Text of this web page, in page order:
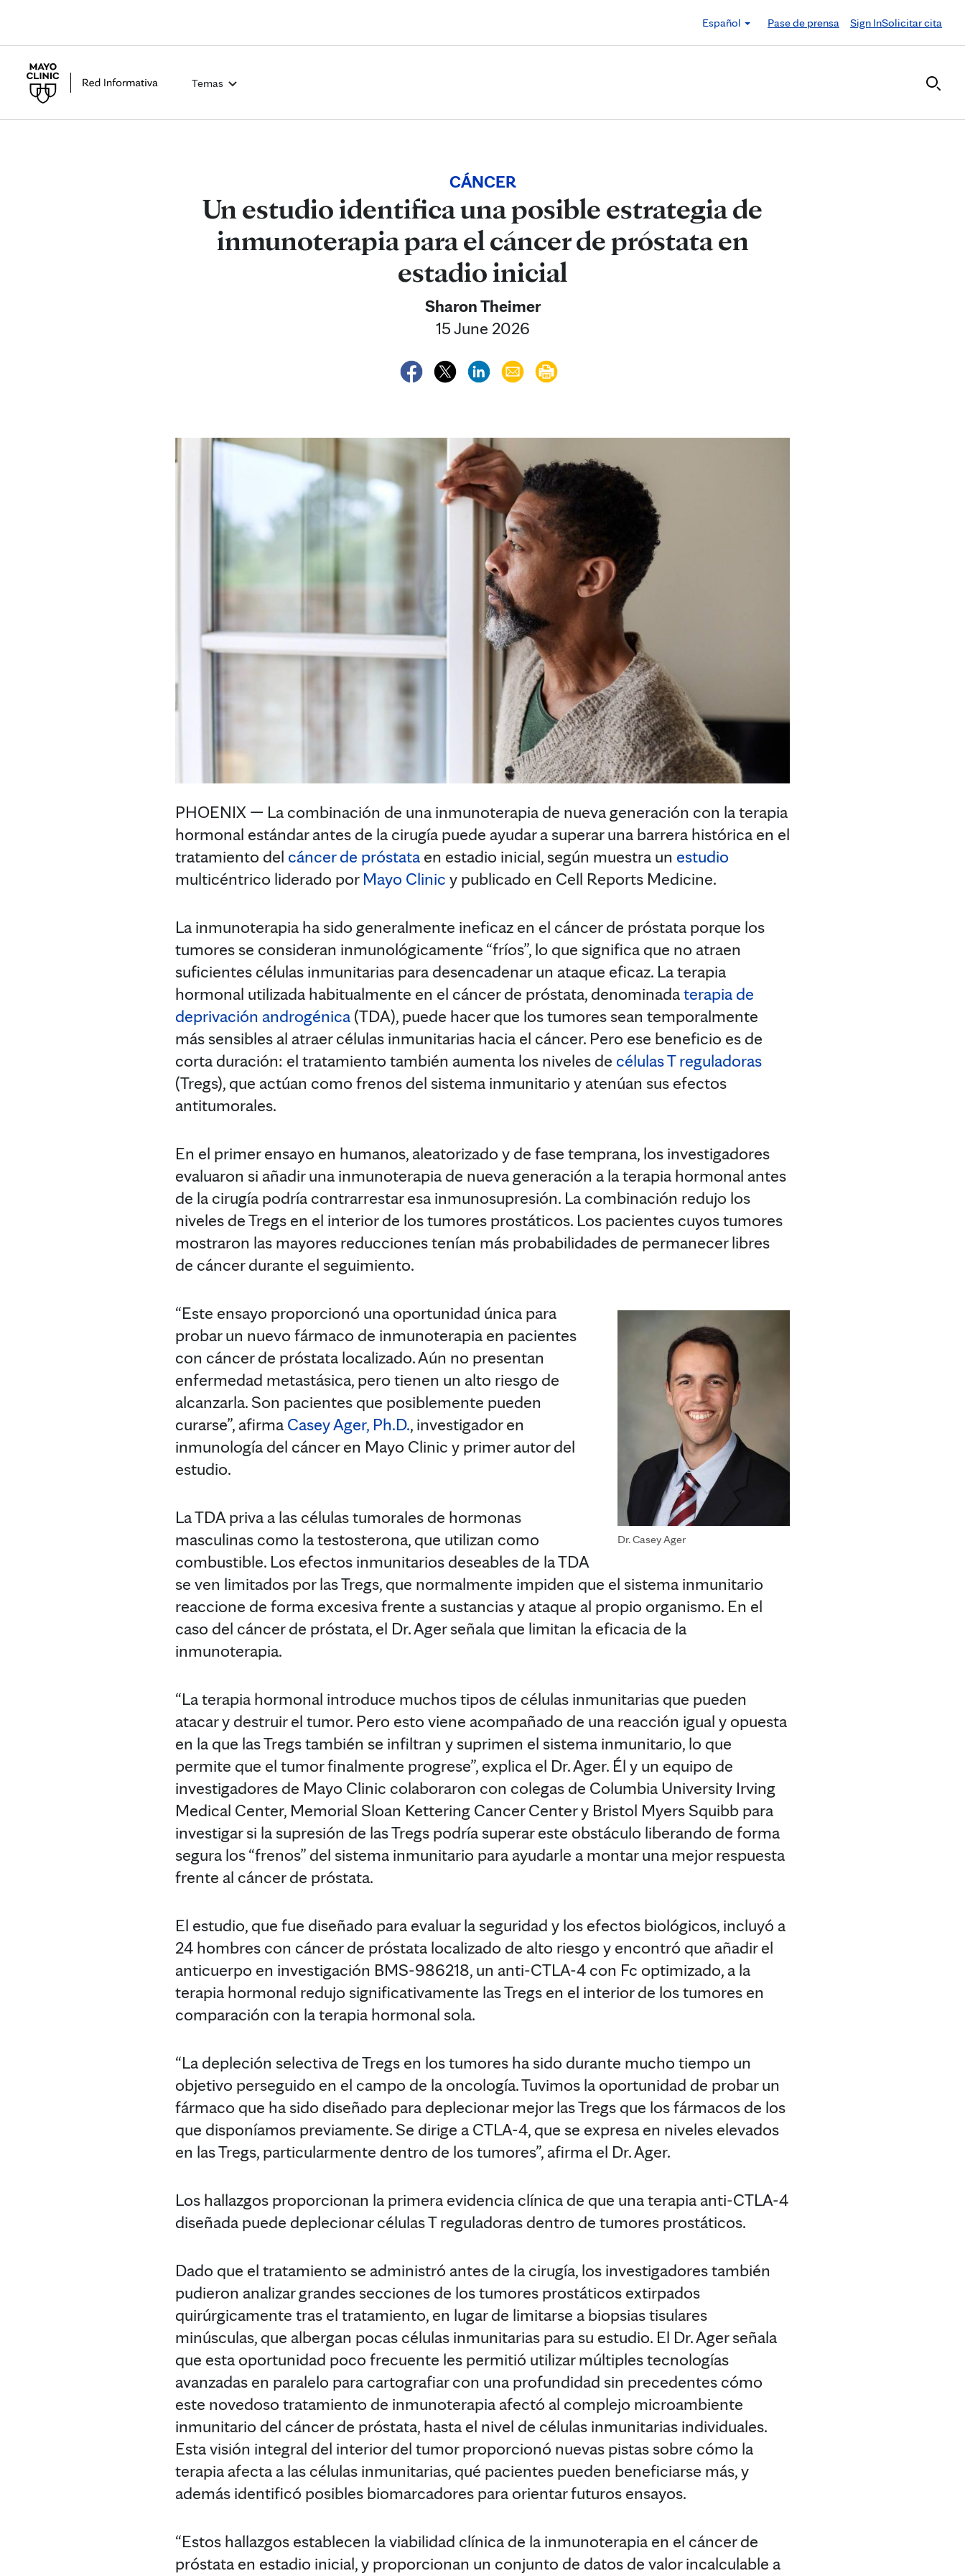
Español
Pase de prensa Sign InSolicitar cita
Temas
CÁNCER
Un estudio identifica una posible estrategia de
inmunoterapia para el cáncer de próstata en
estadio inicial
Sharon Theimer
15 June 2026
PHOENIX — La combinación de una inmunoterapia de nueva generación con la terapia
hormonal estándar antes de la cirugía puede ayudar a superar una barrera histórica en el
tratamiento del cáncer de próstata en estadio inicial, según muestra un estudio
multicéntrico liderado por Mayo Clinic y publicado en Cell Reports Medicine.
La inmunoterapia ha sido generalmente ineficaz en el cáncer de próstata porque los
tumores se consideran inmunológicamente “fríos”, lo que significa que no atraen
suficientes células inmunitarias para desencadenar un ataque eficaz. La terapia
hormonal utilizada habitualmente en el cáncer de próstata, denominadaterapia de
deprivación androgénica (TDA), puede hacer que los tumores sean temporalmente
más sensibles al atraer células inmunitarias hacia el cáncer. Pero ese beneficio es de
corta duración: el tratamiento también aumenta los niveles de células T reguladoras
(Tregs), que actúan como frenos del sistema inmunitario y atenúan sus efectos
antitumorales.
En el primer ensayo en humanos, aleatorizado y de fase temprana, los investigadores
evaluaron si añadir una inmunoterapia de nueva generación a la terapia hormonal antes
de la cirugía podría contrarrestar esa inmunosupresión. La combinación redujo los
niveles de Tregs en el interior de los tumores prostáticos. Los pacientes cuyos tumores
mostraron las mayores reducciones tenían más probabilidades de permanecer libres
de cáncer durante el seguimiento.
Dr. Casey Ager
“Este ensayo proporcionó una oportunidad única para
probar un nuevo fármaco de inmunoterapia en pacientes
con cáncer de próstata localizado. Aún no presentan
enfermedad metastásica, pero tienen un alto riesgo de
alcanzarla. Son pacientes que posiblemente pueden
curarse”, afirma Casey Ager, Ph.D., investigador en
inmunología del cáncer en Mayo Clinic y primer autor del
estudio.
La TDA priva a las células tumorales de hormonas
masculinas como la testosterona, que utilizan como
combustible. Los efectos inmunitarios deseables de la TDA
se ven limitados por las Tregs, que normalmente impiden que el sistema inmunitario
reaccione de forma excesiva frente a sustancias y ataque al propio organismo. En el
caso del cáncer de próstata, el Dr. Ager señala que limitan la eficacia de la
inmunoterapia.
“La terapia hormonal introduce muchos tipos de células inmunitarias que pueden
atacar y destruir el tumor. Pero esto viene acompañado de una reacción igual y opuesta
en la que las Tregs también se infiltran y suprimen el sistema inmunitario, lo que
permite que el tumor finalmente progrese”, explica el Dr. Ager. Él y un equipo de
investigadores de Mayo Clinic colaboraron con colegas de Columbia University Irving
Medical Center, Memorial Sloan Kettering Cancer Center y Bristol Myers Squibb para
investigar si la supresión de las Tregs podría superar este obstáculo liberando de forma
segura los “frenos” del sistema inmunitario para ayudarle a montar una mejor respuesta
frente al cáncer de próstata.
El estudio, que fue diseñado para evaluar la seguridad y los efectos biológicos, incluyó a
24 hombres con cáncer de próstata localizado de alto riesgo y encontró que añadir el
anticuerpo en investigación BMS-986218, un anti-CTLA-4 con Fc optimizado, a la
terapia hormonal redujo significativamente las Tregs en el interior de los tumores en
comparación con la terapia hormonal sola.
“La depleción selectiva de Tregs en los tumores ha sido durante mucho tiempo un
objetivo perseguido en el campo de la oncología. Tuvimos la oportunidad de probar un
fármaco que ha sido diseñado para deplecionar mejor las Tregs que los fármacos de los
que disponíamos previamente. Se dirige a CTLA-4, que se expresa en niveles elevados
en las Tregs, particularmente dentro de los tumores”, afirma el Dr. Ager.
Los hallazgos proporcionan la primera evidencia clínica de que una terapia anti-CTLA-4
diseñada puede deplecionar células T reguladoras dentro de tumores prostáticos.
Dado que el tratamiento se administró antes de la cirugía, los investigadores también
pudieron analizar grandes secciones de los tumores prostáticos extirpados
quirúrgicamente tras el tratamiento, en lugar de limitarse a biopsias tisulares
minúsculas, que albergan pocas células inmunitarias para su estudio. El Dr. Ager señala
que esta oportunidad poco frecuente les permitió utilizar múltiples tecnologías
avanzadas en paralelo para cartografiar con una profundidad sin precedentes cómo
este novedoso tratamiento de inmunoterapia afectó al complejo microambiente
inmunitario del cáncer de próstata, hasta el nivel de células inmunitarias individuales.
Esta visión integral del interior del tumor proporcionó nuevas pistas sobre cómo la
terapia afecta a las células inmunitarias, qué pacientes pueden beneficiarse más, y
además identificó posibles biomarcadores para orientar futuros ensayos.
“Estos hallazgos establecen la viabilidad clínica de la inmunoterapia en el cáncer de
próstata en estadio inicial, y proporcionan un conjunto de datos de valor incalculable a